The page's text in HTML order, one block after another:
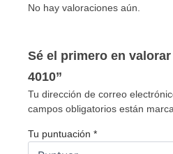
No hay valoraciones aún.
Sé el primero en
4010”
Tu dirección de correo
campos obligatorios están
Tu puntuación *